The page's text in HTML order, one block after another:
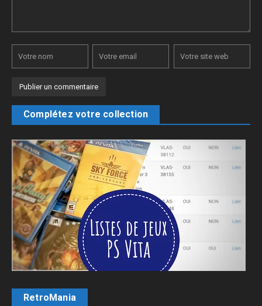
Complétez votre collection
RetroMania